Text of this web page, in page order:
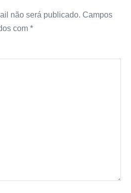
não será publicado. Campos
com *